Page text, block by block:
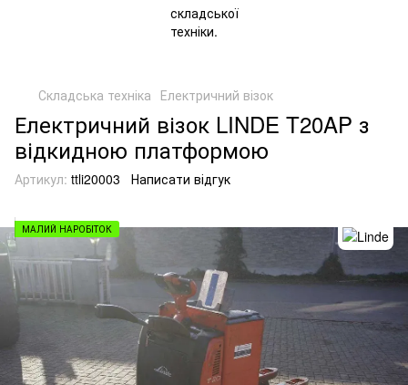
Складська техніка Електричний візок
Електричний візок LINDE T20AP з
відкидною платформою
Артикул: ttli20003 Написати відгук
МАЛИЙ НАРОБІТОК